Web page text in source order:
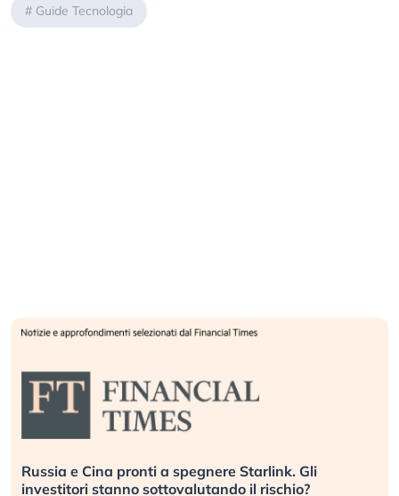
# Guide Tecnologia
La grande operazione di insabbiamento sui data
center per l’AI, spiegata sul Financial Times